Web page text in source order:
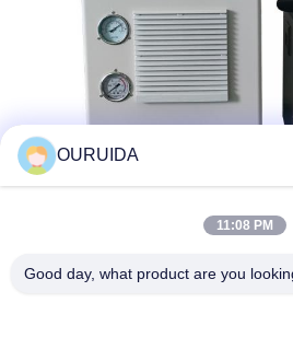
OURUIDA
11:08 PM
Good day, what product are you